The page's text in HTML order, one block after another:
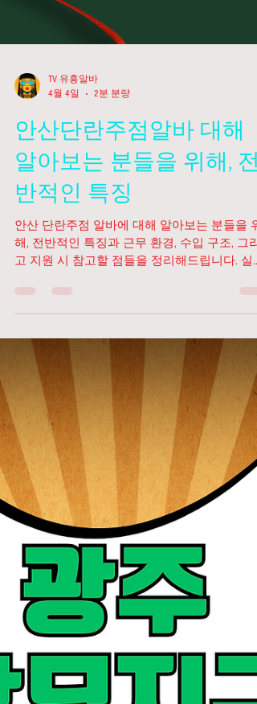
TV 유흥알바
4월 4일
2분 분량
안산단란주점알바 대해
알아보는 분들을 위해, 전
반적인 특징
고 지원 시 참고할 점들을 정리해드립니다. 실
로 이 분야는 단순히 “안산단란주점알바 고수입
알바”로만 접근하기보다는, 자신의 성향과 맞는
지 충분히 고려하는 것이 중요합니다. 안산단란
주점알바 구인구직 안산 단란주점 알바는 기본
으로 손님과의 대화를 중심으로 진행되는 서비
업종입니다. 일반적인 카페나 음식점처럼 단순
서빙만 하는 것이 아니라, 손님과 자연스럽게
화를 이어가고 분위기를 편안하게 만들어주는
할이 핵심입니다. 그래서 외모도 어느 정도 중
하게 작용하지만, 그보다 더 중요한 것은 말투,
액션, 센스, 그리고 상황을 읽는 능력입니다. 처
시작하는 분들도 많기 때문에 초보자도 지원 가
능한 곳이 많고, 가게에 따라 기본적인 교육이
멘트 코칭을 해주는 경우도 있습니다. 근무 시
은 보통 저녁 늦게부터 새벽까지 이어지는 경우
가 많습니다. 특히 안